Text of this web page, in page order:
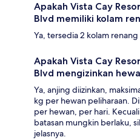
Apakah Vista Cay
Blvd memiliki kolam
Ya, tersedia 2 kolam
Apakah Vista Cay
Blvd mengizinkan
Ya, anjing diizinkan,
kg per hewan peliharaan.
per hewan, per hari.
batasan mungkin berlaku,
jelasnya.